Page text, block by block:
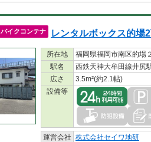
バイクコンテナ レンタルボックス的場
所在地
福岡県福岡市南区的場
駅名
西鉄天神大牟田線井尻
広さ
3.5m²(約2.1帖)
設備等
運営会社 株式会社セイワ地研